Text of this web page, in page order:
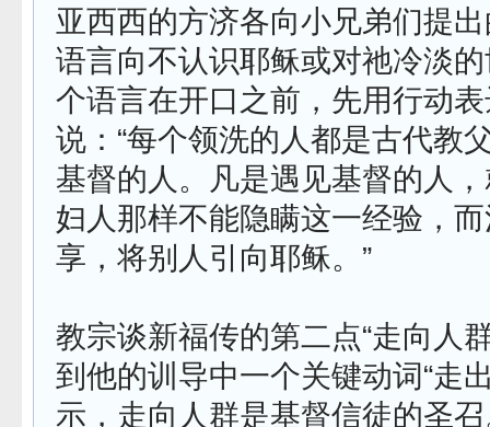
亚西西的方济各向小兄弟们提
语言向不认识耶稣或对祂冷淡
个语言在开口之前，先用行动
说：“每个领洗的人都是古代教
基督的人。凡是遇见基督的人
妇人那样不能隐瞒这一经验，
享，将别人引向耶稣。”
教宗谈新福传的第二点“走向人
到他的训导中一个关键动词“走
示，走向人群是基督信徒的圣